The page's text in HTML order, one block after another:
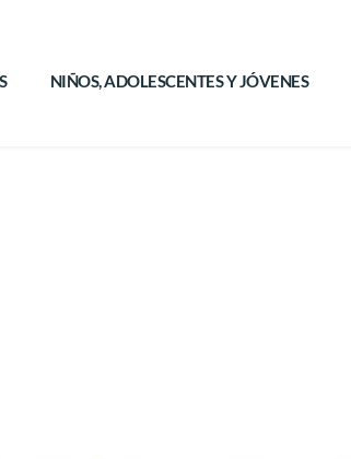
NIÑOS, ADOLESCENTES Y JÓVENES